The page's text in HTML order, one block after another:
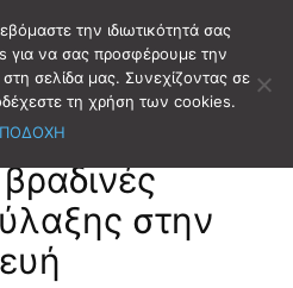
στην
την ιδιωτικότητά σας
για να σας προσφέρουμε την
σελίδα μας. Συνεχίζοντας σε
τη χρήση των cookies.